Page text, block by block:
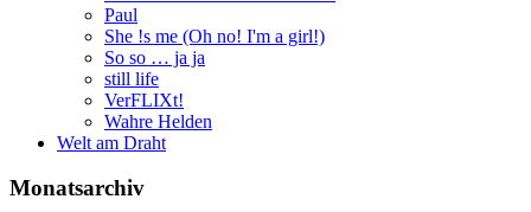
Paul
She !s me (Oh no! I'm a girl!)
So so … ja ja
still life
VerFLIXt!
Wahre Helden
Welt am Draht
Monatsarchiv